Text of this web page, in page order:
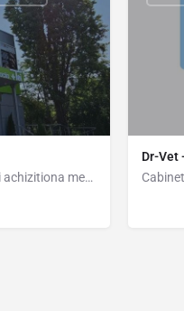
Din farmacia Tei Popesti-Leordeni poti achizitiona medicamente eliberate cu sau fara prescriptie medicala,…
44.38053, 26.15806
Dr-Vet
Str.